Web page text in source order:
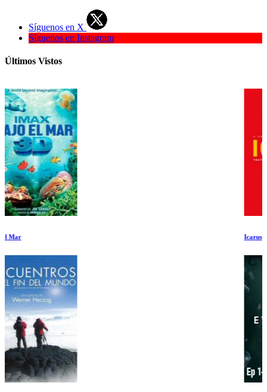
Síguenos en X
Síguenos en Instagram
Últimos Vistos